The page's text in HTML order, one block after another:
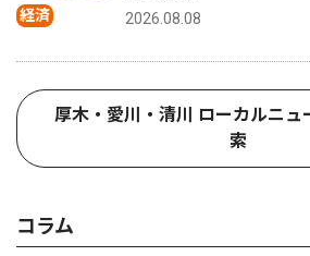
経済 2026.08.08
厚木・愛川・清川 ローカルニュ
索
コラム